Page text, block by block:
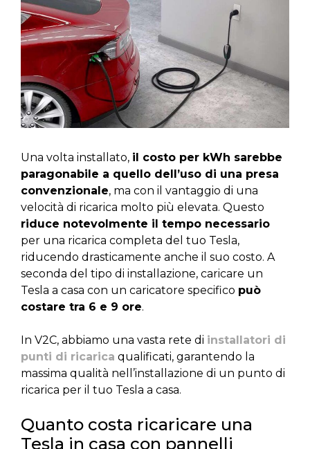
Una volta installato, il costo per kWh sarebbe
paragonabile a quello dell’uso di una presa
convenzionale, ma con il vantaggio di una
velocità di ricarica molto più elevata. Questo
riduce notevolmente il tempo necessario
per una ricarica completa del tuo Tesla,
riducendo drasticamente anche il suo costo. A
seconda del tipo di installazione, caricare un
Tesla a casa con un caricatore specifico può
costare tra 6 e 9 ore.
In V2C, abbiamo una vasta rete di installatori di
punti di ricarica qualificati, garantendo la
massima qualità nell’installazione di un punto di
ricarica per il tuo Tesla a casa.
Quanto costa ricaricare una
Tesla in casa con pannelli